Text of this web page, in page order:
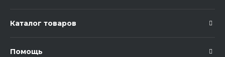
Каталог товаров
Помощь